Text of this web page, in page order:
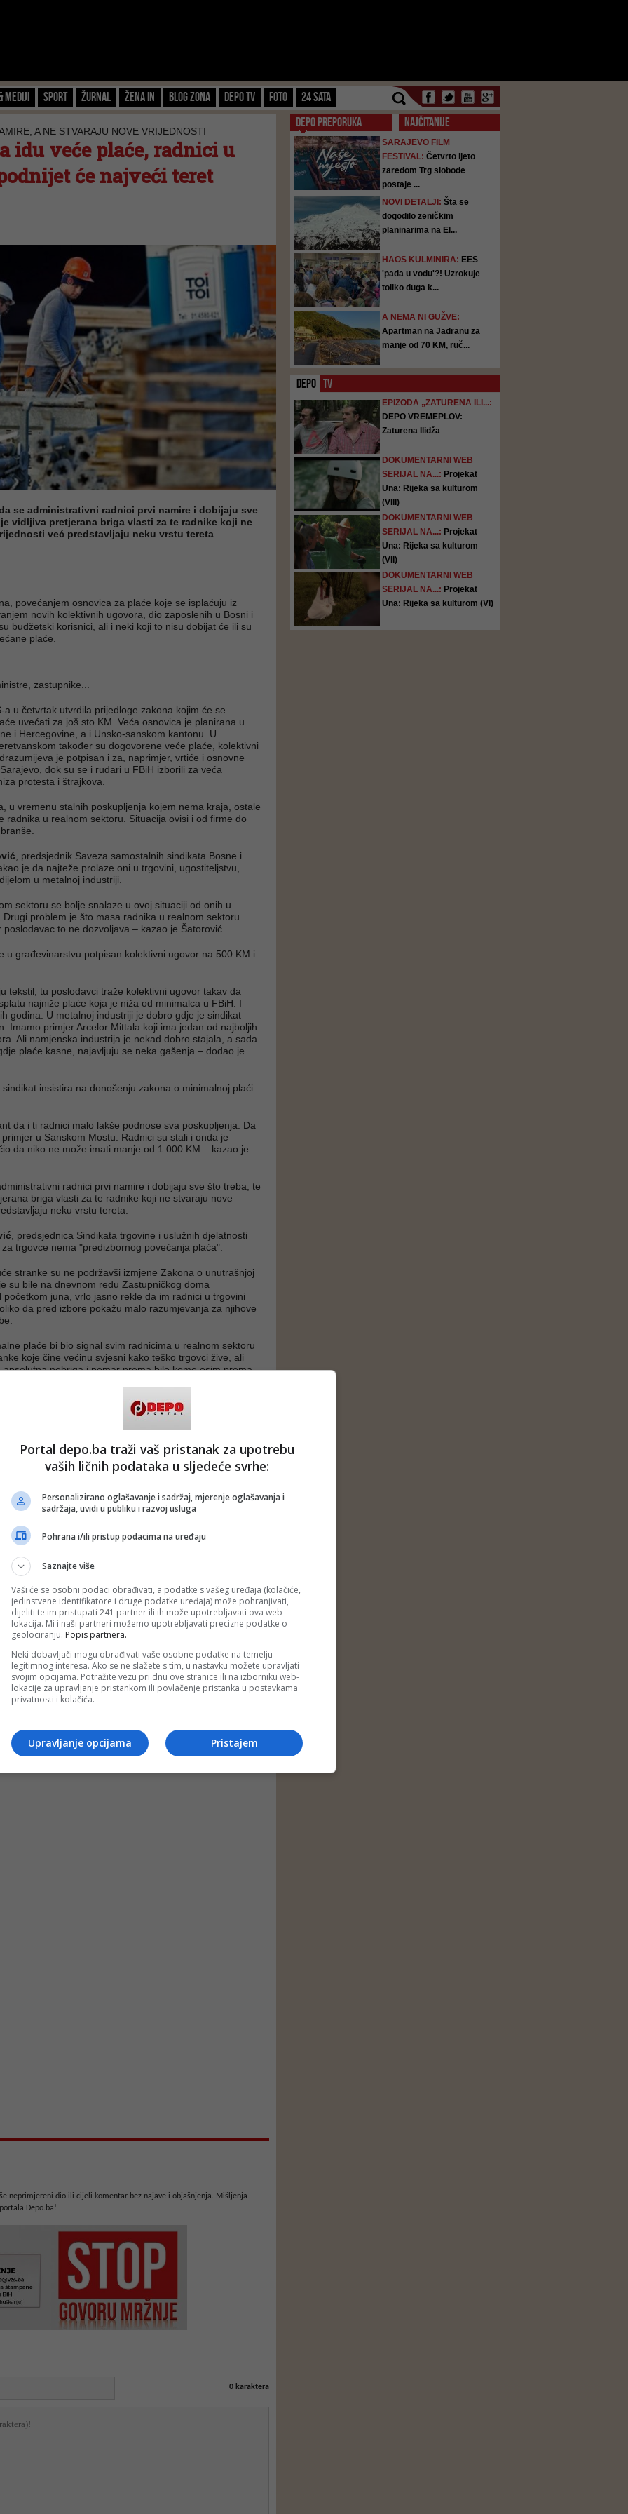
Mediji Sport Žurnal Žena IN Blog zona Depo TV FOTO 24 SATA
A NE STVARAJU NOVE VRIJEDNOSTI
idu veće plaće, radnici u
će najveći teret
se administrativni radnici prvi namire i dobijaju sve
vidljiva pretjerana briga vlasti za te radnike koji ne
već predstavljaju neku vrstu tereta
povećanjem osnovica za plaće koje se isplaćuju iz
novih kolektivnih ugovora, dio zaposlenih u Bosni i
budžetski korisnici, ali i neki koji to nisu dobijat će ili su
plaće.
zastupnike...
a u četvrtak utvrdila prijedloge zakona kojim će se
uvećati za još sto KM. Veća osnovica je planirana u
i Hercegovine, a i Unsko-sanskom kantonu. U
također su dogovorene veće plaće, kolektivni
je potpisan i za, naprimjer, vrtiće i osnovne
dok su se i rudari u FBiH izborili za veća
protesta i štrajkova.
u vremenu stalnih poskupljenja kojem nema kraja, ostale
radnika u realnom sektoru. Situacija ovisi i od firme do
, predsjednik Saveza samostalnih sindikata Bosne i
je da najteže prolaze oni u trgovini, ugostiteljstvu,
u metalnoj industriji.
sektoru se bolje snalaze u ovoj situaciji od onih u
Drugi problem je što masa radnika u realnom sektoru
poslodavac to ne dozvoljava – kazao je Šatorović.
u građevinarstvu potpisan kolektivni ugovor na 500 KM i
tekstil, tu poslodavci traže kolektivni ugovor takav da
najniže plaće koja je niža od minimalca u FBiH. I
godina. U metalnoj industriji je dobro gdje je sindikat
Imamo primjer Arcelor Mittala koji ima jedan od najboljih
Ali namjenska industrija je nekad dobro stajala, a sada
plaće kasne, najavljuju se neka gašenja – dodao je
insistira na donošenju zakona o minimalnoj plaći
da i ti radnici malo lakše podnose sva poskupljenja. Da
u Sanskom Mostu. Radnici su stali i onda je
da niko ne može imati manje od 1.000 KM – kazao je
radnici prvi namire i dobijaju sve što treba, te
briga vlasti za te radnike koji ne stvaraju nove
neku vrstu tereta.
, predsjednica Sindikata trgovine i uslužnih djelatnosti
trgovce nema "predizbornog povećanja plaća".
stranke su ne podržavši izmjene Zakona o unutrašnjoj
su bile na dnevnom redu Zastupničkog doma
početkom juna, vrlo jasno rekle da im radnici u trgovini
da pred izbore pokažu malo razumjevanja za njihove
plaće bi bio signal svim radnicima u realnom sektoru
koje čine većinu svjesni kako teško trgovci žive, ali
apsolutna nebriga i nemar prema bilo kome osim prema
glasačka mašinerija, a to je javni sektor - dodala je
plaća velikog broja radnika koji nisu dio budžeta kojeg
korpa je sve skuplja. Samo u maju je sindikalna
iznosila 2.639 KM i bila je za 145 KM skuplja od one u
društvenih mreža
#javni sektor
neprimjereni dio ili cijeli komentar bez najave i objašnjenja. Mišljenja
Depo.ba!
0karaktera
DEPO PREPORUKA NAJČITANIJE
SARAJEVO FILM
FESTIVAL: Četvrto ljeto
zaredom Trg slobode
postaje ...
NOVI DETALJI: Šta se
dogodilo zeničkim
planinarima na El...
HAOS KULMINIRA: EES
'pada u vodu'?! Uzrokuje
toliko duga k...
A NEMA NI GUŽVE:
Apartman na Jadranu za
manje od 70 KM, ruč...
DEPO TV
EPIZODA „ZATURENA ILI...:
DEPO VREMEPLOV:
Zaturena Ilidža
DOKUMENTARNI WEB
SERIJAL NA...: Projekat
Una: Rijeka sa kulturom
(VIII)
DOKUMENTARNI WEB
SERIJAL NA...: Projekat
Una: Rijeka sa kulturom
(VII)
DOKUMENTARNI WEB
SERIJAL NA...: Projekat
Una: Rijeka sa kulturom (VI)
Portal depo.ba traži vaš pristanak za upotrebu
vaših ličnih podataka u sljedeće svrhe:
Personalizirano oglašavanje i sadržaj, mjerenje oglašavanja i
sadržaja, uvidi u publiku i razvoj usluga
Pohrana i/ili pristup podacima na uređaju
Saznajte više
Vaši će se osobni podaci obrađivati, a podatke s vašeg uređaja (kolačiće,
jedinstvene identifikatore i druge podatke uređaja) može pohranjivati,
dijeliti te im pristupati 241 partner ili ih može upotrebljavati ova web-
lokacija. Mi i naši partneri možemo upotrebljavati precizne podatke o
geolociranju. Popis partnera.
Neki dobavljači mogu obrađivati vaše osobne podatke na temelju
legitimnog interesa. Ako se ne slažete s tim, u nastavku možete upravljati
svojim opcijama. Potražite vezu pri dnu ove stranice ili na izborniku web-
lokacije za upravljanje pristankom ili povlačenje pristanka u postavkama
privatnosti i kolačića.
Pristajem
Upravljanje opcijama